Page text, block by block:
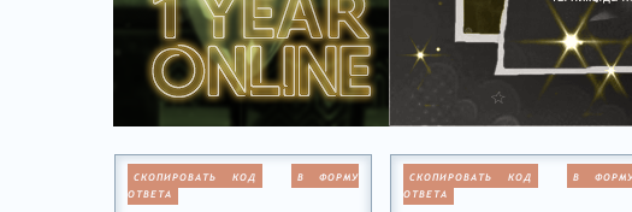
СКОПИРОВАТЬ КОД
В ФОРМУ
ОТВЕТА
СКОПИРОВАТЬ КОД
В
ОТВЕТА